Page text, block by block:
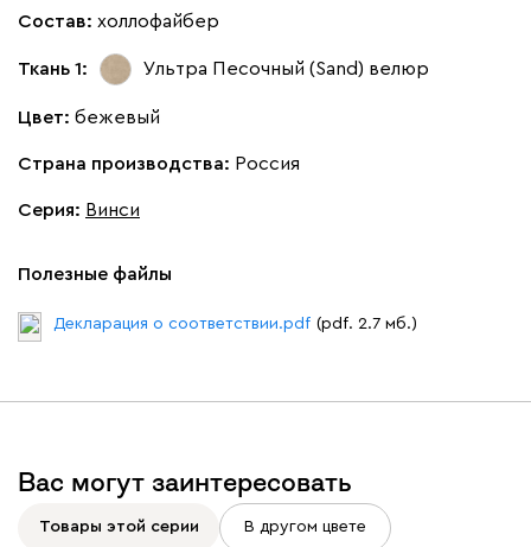
Вертикаль
000 490 795 910
Состав: холлофайбер
Ткань 1: Ультра Песочный (Sand) велюр
Цвет: бежевый
Страна производства: Россия
Серия: Винси
Полезные файлы
Декларация о соответствии.pdf (pdf. 2.7 мб.)
Вас могут заинтересовать
Товары этой серии В другом цвете